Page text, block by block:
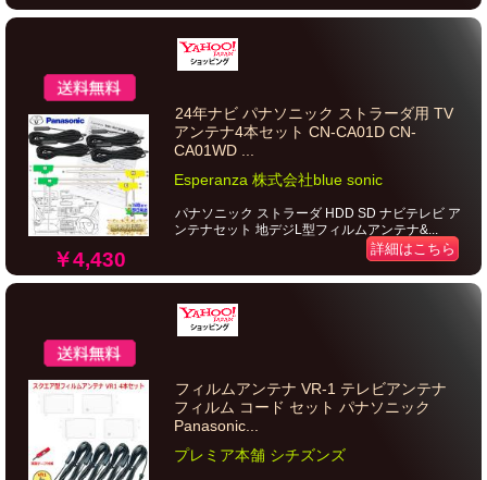
￥4,430
24年ナビ パナソニック ストラーダ用 TV
アンテナ4本セット CN-CA01D CN-
CA01WD ...
Esperanza 株式会社blue sonic
パナソニック ストラーダ HDD SD ナビテレビ ア
ンテナセット 地デジL型フィルムアンテナ&...
詳細はこちら
フィルムアンテナ VR-1 テレビアンテナ
フィルム コード セット パナソニック
Panasonic...
プレミア本舗 シチズンズ